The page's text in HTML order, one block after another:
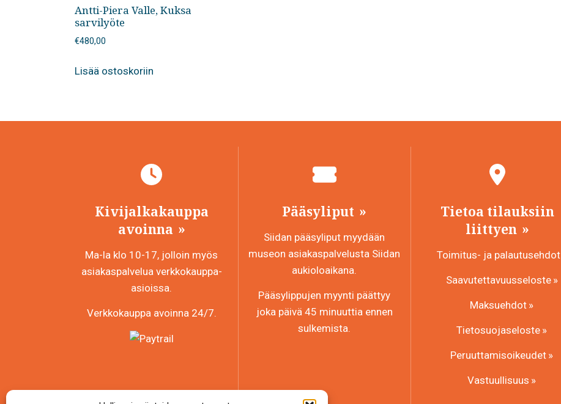
Antti-Piera Valle, Kuksa
sarvilyöte
€480,00
Lisää ostoskoriin
Kivijalkakauppa
avoinna
Ma-la klo 10-17, jolloin myös
asiakaspalvelua verkkokauppa-
asioissa.
Verkkokauppa avoinna 24/7.
Pääsyliput
Siidan pääsyliput myydään
museon asiakaspalvelusta Siidan
aukioloaikana.
Pääsylippujen myynti päättyy
joka päivä 45 minuuttia ennen
sulkemista.
Tietoa tilauksiin
liittyen
Toimitus- ja palautusehdot
Saavutettavuusseloste
Maksuehdot
Tietosuojaseloste
Peruuttamisoikeudet
Vastuullisuus